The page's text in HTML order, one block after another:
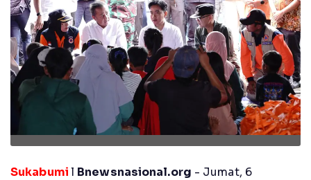
Sukabumil Bnewsnasional.org - Jumat, 6